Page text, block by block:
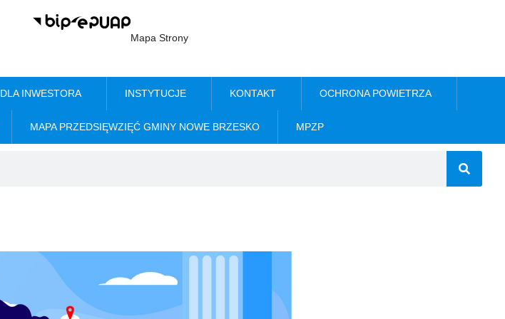
Mapa Strony
DLA INWESTORA INSTYTUCJE KONTAKT OCHRONA POWIETRZA
MAPA PRZEDSIĘWZIĘĆ GMINY NOWE BRZESKO MPZP